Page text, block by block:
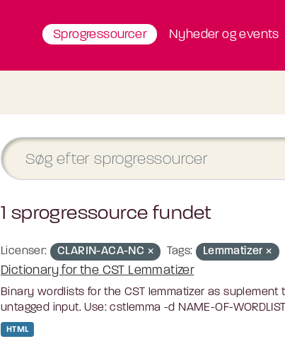
Sprogressourcer Nyheder og events
1 sprogressource fundet
Licenser: CLARIN-ACA-NC Tags: Lemmatizer
Dictionary for the CST Lemmatizer
Binary wordlists for the CST lemmatizer as
untagged input. Use: cstlemma -d NAME-OF-
HTML